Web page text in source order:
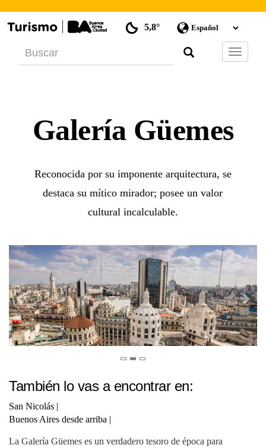
5,8°
Barra
de
Galería Güemes
Reconocida por su imponente arquitectura, se
destaca su mítico mirador; posee un valor
cultural incalculable.
También lo vas a encontrar en:
San Nicolás |
Buenos Aires desde arriba |
La Galería Güemes es un verdadero tesoro de época para